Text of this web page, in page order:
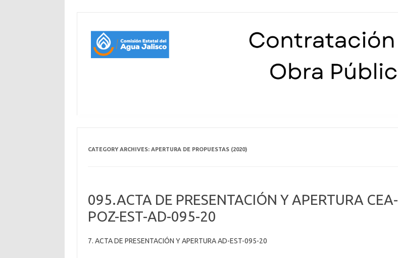
CATEGORY ARCHIVES: APERTURA DE PROPUESTAS (2020)
095.ACTA DE PRESENTACIÓN Y APERTURA CEA-
POZ-EST-AD-095-20
7. ACTA DE PRESENTACIÓN Y APERTURA AD-EST-095-20